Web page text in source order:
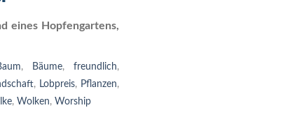
eines Hopfengartens,
, Bäume,freundlich,
, Lobpreis, Pflanzen,
, Wolken, Worship